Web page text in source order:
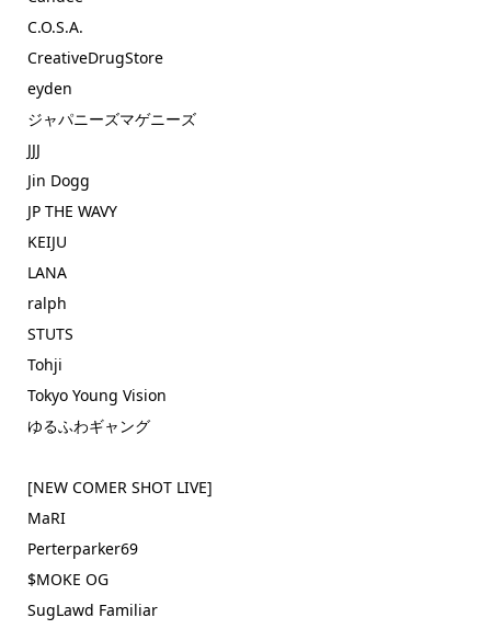
C.O.S.A.
CreativeDrugStore
eyden
ジャパニーズマゲニーズ
JJJ
Jin Dogg
JP THE WAVY
KEIJU
LANA
ralph
STUTS
Tohji
Tokyo Young Vision
ゆるふわギャング
[NEW COMER SHOT LIVE]
MaRI
Perterparker69
$MOKE OG
SugLawd Familiar